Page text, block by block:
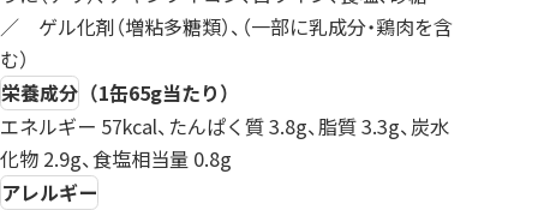
／ ゲル化剤（増粘多糖類）、（一部に乳成分・鶏肉を含
む）
栄養成分 （1缶65g当たり）
エネルギー 57kcal、たんぱく質 3.8g、脂質 3.3g、炭水
化物 2.9g、食塩相当量 0.8g
アレルギー